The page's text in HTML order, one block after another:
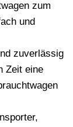
zum
und
zuverlässig
Zeit eine